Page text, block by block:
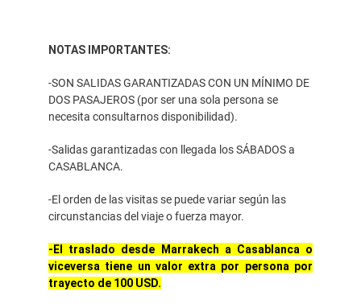
NOTAS IMPORTANTES:
-SON SALIDAS GARANTIZADAS CON UN MÍNIMO DE
DOS PASAJEROS (por ser una sola persona se
necesita consultarnos disponibilidad).
-Salidas garantizadas con llegada los SÁBADOS a
CASABLANCA.
-El orden de las visitas se puede variar según las
circunstancias del viaje o fuerza mayor.
-El traslado desde Marrakech a Casablanca o
viceversa tiene un valor extra por persona por
trayecto de 100 USD.